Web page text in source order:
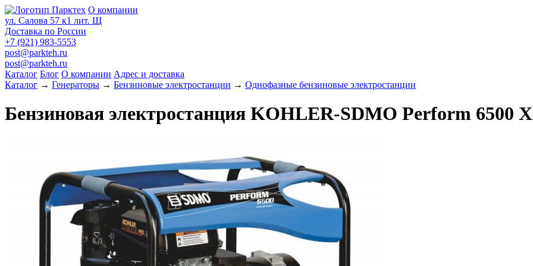
О компании
ул. Салова 57 к1 лит. Щ
Доставка по России
+7 (921) 983-5553
post@parkteh.ru
post@parkteh.ru
Каталог Блог О компании Адрес и доставка
Каталог → Генераторы → Бензиновые электростанции → Однофазные бензиновые электростанции
Бензиновая электростанция KOHLER-SDMO Perform 6500